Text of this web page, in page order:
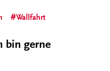
Wallfahrt
bin gerne